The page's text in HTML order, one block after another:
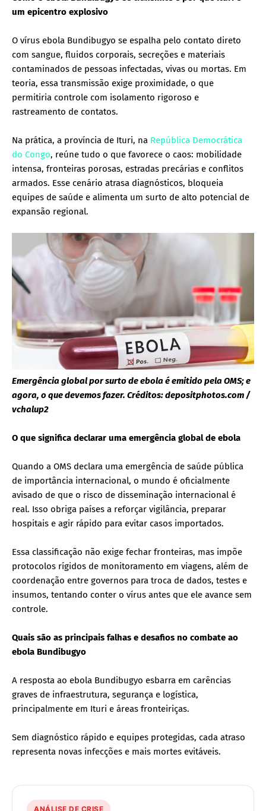
um epicentro explosivo
O vírus ebola Bundibugyo se espalha pelo contato direto
com sangue, fluidos corporais, secreções e materiais
contaminados de pessoas infectadas, vivas ou mortas. Em
teoria, essa transmissão exige proximidade, o que
permitiria controle com isolamento rigoroso e
rastreamento de contatos.
Na prática, a província de Ituri, na República Democrática
do Congo, reúne tudo o que favorece o caos: mobilidade
intensa, fronteiras porosas, estradas precárias e conflitos
armados. Esse cenário atrasa diagnósticos, bloqueia
equipes de saúde e alimenta um surto de alto potencial de
expansão regional.
Emergência global por surto de ebola é emitido pela OMS; e
agora, o que devemos fazer. Créditos: depositphotos.com /
vchalup2
O que significa declarar uma emergência global de ebola
Quando a OMS declara uma emergência de saúde pública
de importância internacional, o mundo é oficialmente
avisado de que o risco de disseminação internacional é
real. Isso obriga países a reforçar vigilância, preparar
hospitais e agir rápido para evitar casos importados.
Essa classificação não exige fechar fronteiras, mas impõe
protocolos rígidos de monitoramento em viagens, além de
coordenação entre governos para troca de dados, testes e
insumos, tentando conter o vírus antes que ele avance sem
controle.
Quais são as principais falhas e desafios no combate ao
ebola Bundibugyo
A resposta ao ebola Bundibugyo esbarra em carências
graves de infraestrutura, segurança e logística,
principalmente em Ituri e áreas fronteiriças.
Sem diagnóstico rápido e equipes protegidas, cada atraso
representa novas infecções e mais mortes evitáveis.
ANÁLISE DE CRISE